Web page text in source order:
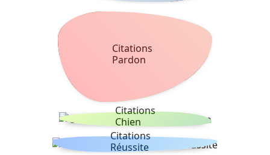
Citations
Pardon
Citations
Chien
Citations
Réussite